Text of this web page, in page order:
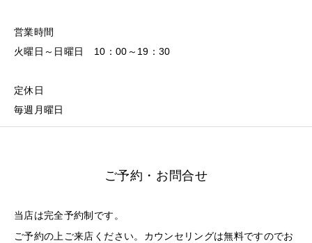
営業時間
火曜日～日曜日 10：00～19：30
定休日
毎週月曜日
ご予約・お問合せ
当店は完全予約制です。
ご予約の上ご来店ください。カウンセリングは無料ですのでお